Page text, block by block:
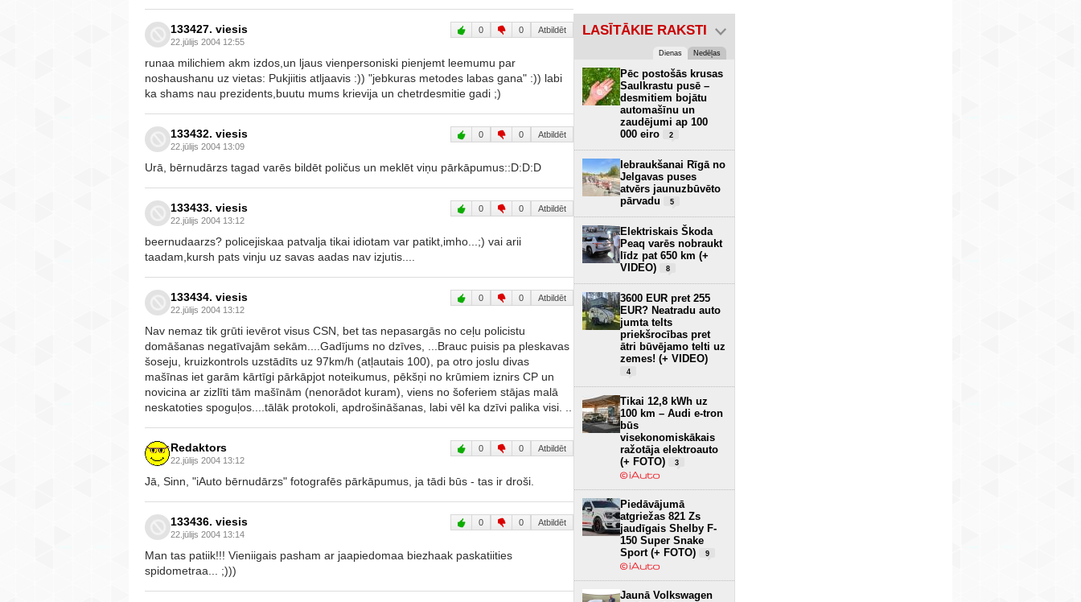
133427. viesis
22.jūlijs 2004 12:55
0 0 Atbildēt
runaa milichiem akm izdos,un ljaus vienpersoniski pienjemt leemumu par
noshaushanu uz vietas: Pukjiitis atljaavis :)) "jebkuras metodes labas gana" :)) labi
ka shams nau prezidents,buutu mums krievija un chetrdesmitie gadi ;)
133432. viesis
22.jūlijs 2004 13:09
0 0 Atbildēt
Urā, bērnudārzs tagad varēs bildēt poličus un meklēt viņu pārkāpumus::D:D:D
133433. viesis
22.jūlijs 2004 13:12
0 0 Atbildēt
beernudaarzs? policejiskaa patvalja tikai idiotam var patikt,imho...;) vai arii
taadam,kursh pats vinju uz savas aadas nav izjutis....
133434. viesis
22.jūlijs 2004 13:12
0 0 Atbildēt
Nav nemaz tik grūti ievērot visus CSN, bet tas nepasargās no ceļu policistu
domāšanas negatīvajām sekām....Gadījums no dzīves, ...Brauc puisis pa pleskavas
šoseju, kruizkontrols uzstādīts uz 97km/h (atļautais 100), pa otro joslu divas
mašīnas iet garām kārtīgi pārkāpjot noteikumus, pēkšņi no krūmiem iznirs CP un
novicina ar zizlīti tām mašīnām (nenorādot kuram), viens no šoferiem stājas malā
neskatoties spoguļos....tālāk protokoli, apdrošināšanas, labi vēl ka dzīvi palika visi. ..
Redaktors
22.jūlijs 2004 13:12
0 0 Atbildēt
Jā, Sinn, "iAuto bērnudārzs" fotografēs pārkāpumus, ja tādi būs - tas ir droši.
133436. viesis
22.jūlijs 2004 13:14
0 0 Atbildēt
Man tas patiik!!! Vieniigais pasham ar jaapiedomaa biezhaak paskatiities
spidometraa... ;)))
LASĪTĀKIE RAKSTI
Dienas Nedēļas
Pēc postošās krusas
Saulkrastu pusē –
desmitiem bojātu
automašīnu un
zaudējumi ap 100
000 eiro
2
Iebraukšanai Rīgā no
Jelgavas puses
atvērs jaunuzbūvēto
pārvadu
5
Elektriskais Škoda
Peaq varēs nobraukt
līdz pat 650 km (+
VIDEO)
8
3600 EUR pret 255
EUR? Neatradu auto
jumta telts
priekšrocības pret
ātri būvējamo telti uz
zemes! (+ VIDEO)
4
Tikai 12,8 kWh uz
100 km – Audi e-tron
būs
visekonomiskākais
ražotāja elektroauto
(+ FOTO)
3
Piedāvājumā
atgriežas 821 Zs
jaudīgais Shelby F-
150 Super Snake
Sport (+ FOTO)
9
Jaunā Volkswagen